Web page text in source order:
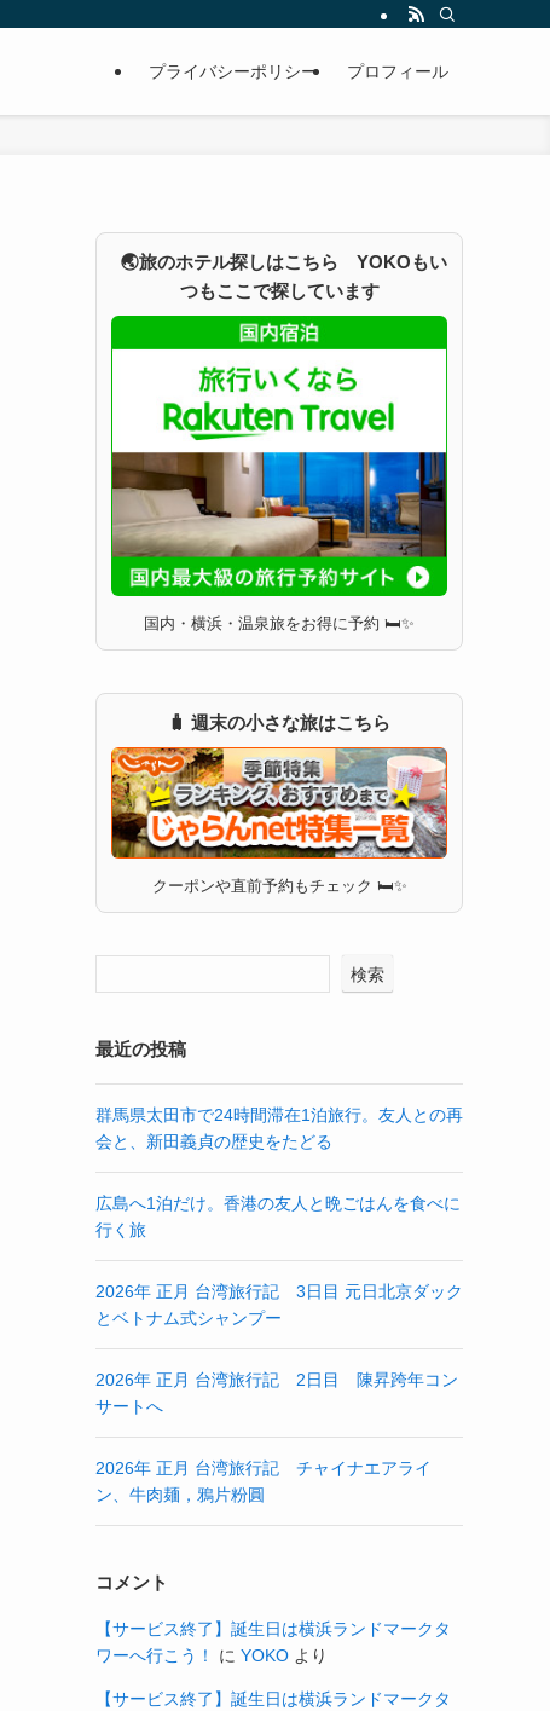
プライバシーポリシー プロフィール
🌏旅のホテル探しはこちら YOKOもい
つもここで探しています
国内・横浜・温泉旅をお得に予約 🛏✨
🧳 週末の小さな旅はこちら
クーポンや直前予約もチェック 🛏✨
検索
最近の投稿
群馬県太田市で24時間滞在1泊旅行。友人との再
会と、新田義貞の歴史をたどる
広島へ1泊だけ。香港の友人と晩ごはんを食べに
行く旅
2026年 正月 台湾旅行記 3日目 元日北京ダック
とベトナム式シャンプー
2026年 正月 台湾旅行記 2日目 陳昇跨年コン
サートへ
2026年 正月 台湾旅行記 チャイナエアライ
ン、牛肉麺，鴉片粉圓
コメント
【サービス終了】誕生日は横浜ランドマークタ
ワーへ行こう！
に YOKO より
【サービス終了】誕生日は横浜ランドマークタ